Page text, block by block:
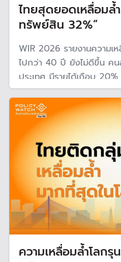
ไทยสุดยอดเหลื่อมล้
ทรัพย์สิน 32%”
WIR 2026 รายงานความเ
ไปกว่า 40 ปี ยังไม่ดีขึ้น ค
ประเทศ มีรายได้เกือบ
ทรัพย์สินกว่า 30% ของมูล
ติดอันดับกลุ่มประเทศที่มีควา
ความเหลื่อมล้ำโลก